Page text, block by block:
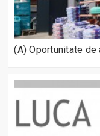
(A) Oportunitate